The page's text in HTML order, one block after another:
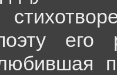
его